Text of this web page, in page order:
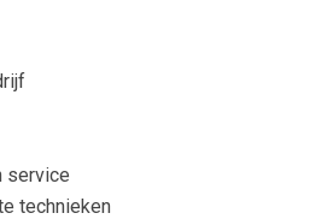
service
technieken